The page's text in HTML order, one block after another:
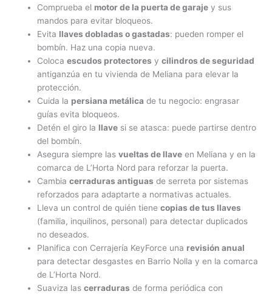
Comprueba el motor de la puerta de garaje y sus
mandos para evitar bloqueos.
Evita llaves dobladas o gastadas: pueden romper el
bombín. Haz una copia nueva.
Colocaescudos protectores ycilindros de seguridad
antiganzúa en tu vivienda de Meliana para elevar la
protección.
Cuida la persiana metálica de tu negocio: engrasar
guías evita bloqueos.
Detén el giro la llave si se atasca: puede partirse dentro
del bombín.
Asegura siempre lasvueltas de llave en Meliana y en la
comarca de L’Horta Nord para reforzar la puerta.
Cambiacerraduras antiguas de serreta por sistemas
reforzados para adaptarte a normativas actuales.
Lleva un control de quién tienecopias de tus llaves
(familia, inquilinos, personal) para detectar duplicados
no deseados.
Planifica con Cerrajería KeyForce una revisión anual
para detectar desgastes en Barrio Nolla y en la comarca
de L’Horta Nord.
Suaviza lascerraduras de forma periódica con